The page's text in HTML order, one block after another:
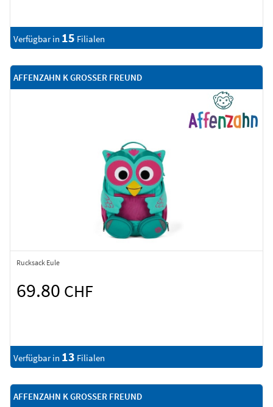
Verfügbar in 15 Filialen
AFFENZAHN K GROSSER FREUND
Rucksack Eule
69.80 CHF
Verfügbar in 13 Filialen
AFFENZAHN K GROSSER FREUND